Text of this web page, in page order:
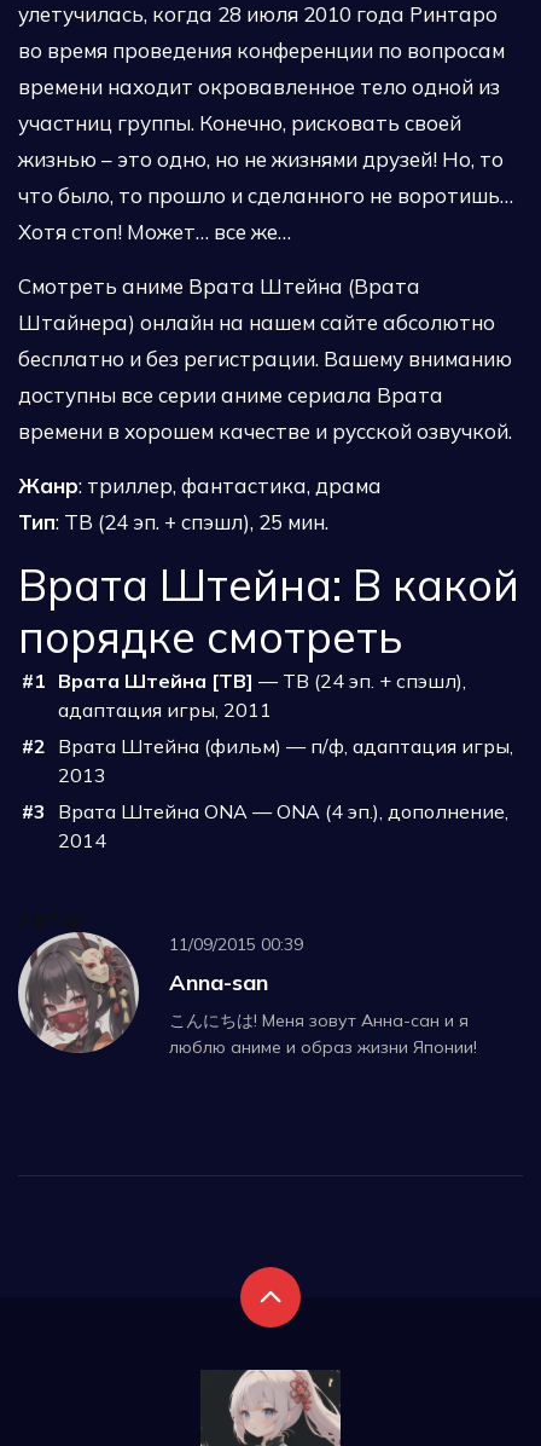
улетучилась, когда 28 июля 2010 года Ринтаро
во время проведения конференции по вопросам
времени находит окровавленное тело одной из
участниц группы. Конечно, рисковать своей
жизнью – это одно, но не жизнями друзей! Но, то
что было, то прошло и сделанного не воротишь…
Хотя стоп! Может… все же…
Смотреть аниме Врата Штейна (Врата
Штайнера) онлайн на нашем сайте абсолютно
бесплатно и без регистрации. Вашему вниманию
доступны все серии аниме сериала Врата
времени в хорошем качестве и русской озвучкой.
Жанр: триллер, фантастика, драма
Тип: ТВ (24 эп. + спэшл), 25 мин.
Врата Штейна: В какой
порядке смотреть
#1 Врата Штейна [ТВ] — ТВ (24 эп. + спэшл),
адаптация игры, 2011
#2 Врата Штейна (фильм) — п/ф, адаптация игры,
2013
#3
Врата Штейна ONA — ONA (4 эп.), дополнение,
2014
Автор
11/09/2015 00:39
Anna-san
こんにちは! Меня зовут Анна-сан и я
люблю аниме и образ жизни Японии!